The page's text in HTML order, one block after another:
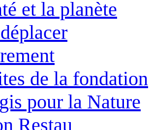
et la planète
de la fondation
pour la Nature
Restau